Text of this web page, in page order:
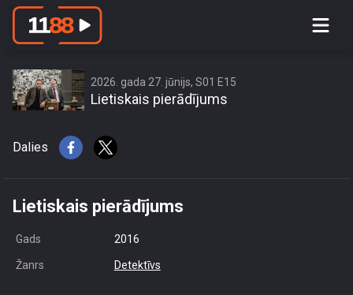
access this content due to your
location or other restrictions set by
country is US and IP address is
216.73.217.151
2026. gada 27. jūnijs, S01 E15
Lietiskais pierādījums
Dalies
Lietiskais pierādījums
Gads 2016
Žanrs Detektīvs